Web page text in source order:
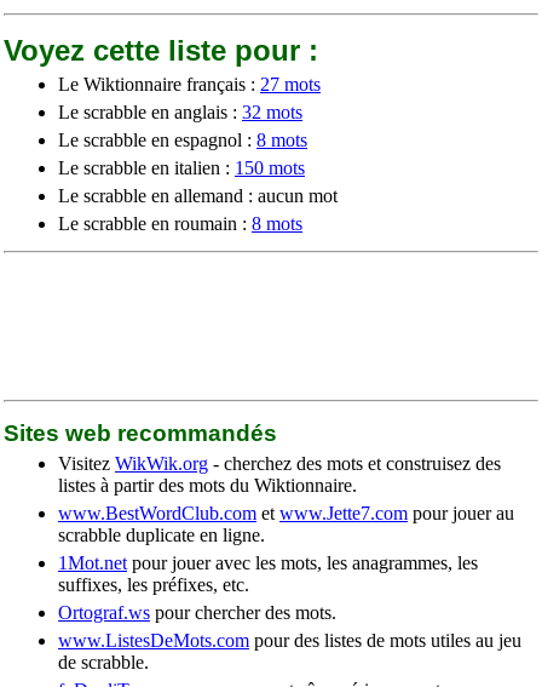
Voyez cette liste pour :
Le Wiktionnaire français : 27 mots
Le scrabble en anglais : 32 mots
Le scrabble en espagnol : 8 mots
Le scrabble en italien : 150 mots
Le scrabble en allemand : aucun mot
Le scrabble en roumain : 8 mots
Sites web recommandés
Visitez WikWik.org - cherchez des mots et construisez des
listes à partir des mots du Wiktionnaire.
www.BestWordClub.com et www.Jette7.com pour jouer au
scrabble duplicate en ligne.
1Mot.net pour jouer avec les mots, les anagrammes, les
suffixes, les préfixes, etc.
Ortograf.ws pour chercher des mots.
www.ListesDeMots.com pour des listes de mots utiles au jeu
de scrabble.